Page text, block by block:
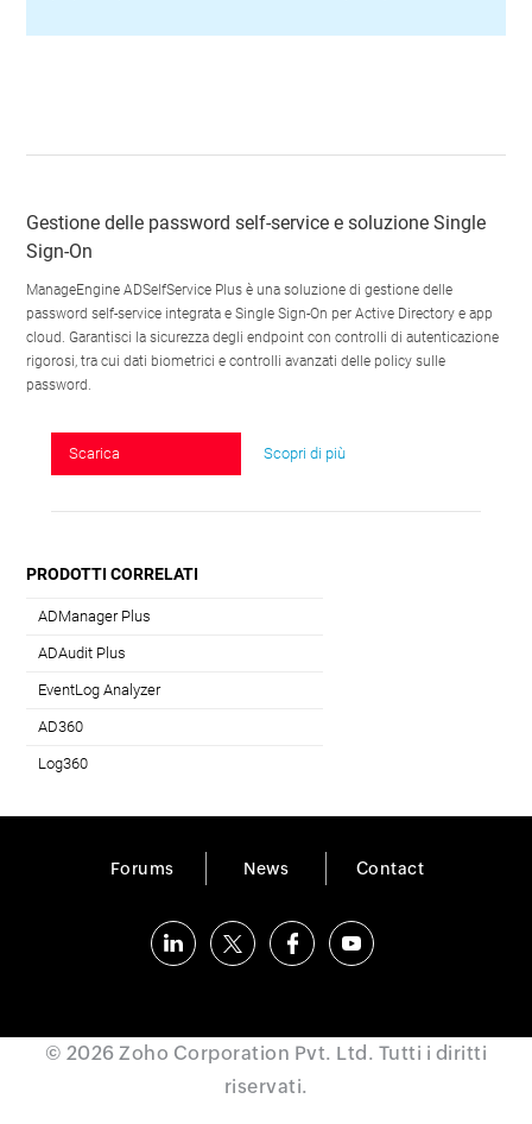
Gestione delle password self-service e soluzione Single
Sign-On
ManageEngine ADSelfService Plus è una soluzione di gestione delle
password self-service integrata e Single Sign-On per Active Directory e app
cloud. Garantisci la sicurezza degli endpoint con controlli di autenticazione
rigorosi, tra cui dati biometrici e controlli avanzati delle policy sulle
password.
Scarica Scopri di più
PRODOTTI CORRELATI
ADManager Plus
Active Directory Management & Reporting
ADAudit Plus
Real-time Active Directory Auditing and UBA
EventLog Analyzer
AD360
Log360
Forums News Contact
© 2026 Zoho Corporation Pvt. Ltd. Tutti i diritti
riservati.